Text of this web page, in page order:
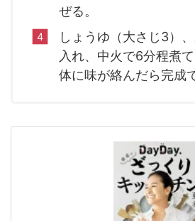
ぜる。
しょうゆ（大さじ3）
入れ、中火で6分程煮
体に味が絡んだら完成